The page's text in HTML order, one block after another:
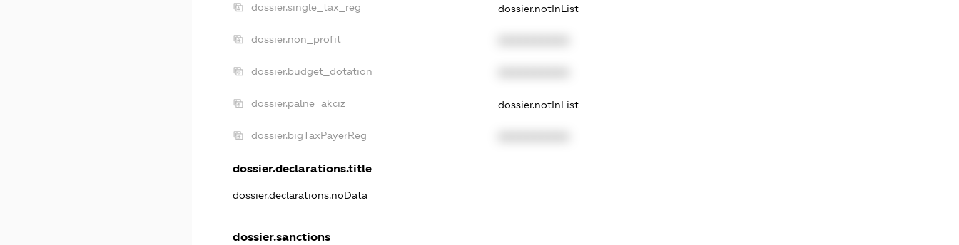
dossier.single_tax_reg dossier.notInList
dossier.non_profit
dossier.budget_dotation
dossier.palne_akciz dossier.notInList
dossier.bigTaxPayerReg
dossier.declarations.title
dossier.declarations.noData
dossier.sanctions